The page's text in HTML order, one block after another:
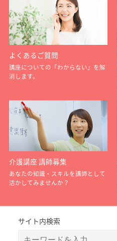
よくあるご質問
講座についての「わからない」を解
消します。
介護講座 講師募集
あなたの知識・スキルを講師として
活かしてみませんか？
サイト内検索